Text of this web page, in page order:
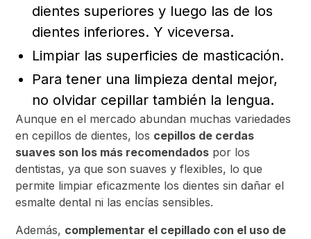
dientes superiores y luego las de los
dientes inferiores. Y viceversa.
Limpiar las superficies de masticación.
Para tener una limpieza dental mejor,
no olvidar cepillar también la lengua.
Aunque en el mercado abundan muchas variedades
en cepillos de dientes, los cepillos de cerdas
suaves son los más recomendados por los
dentistas, ya que son suaves y flexibles, lo que
permite limpiar eficazmente los dientes sin dañar el
esmalte dental ni las encías sensibles.
Además, complementar el cepillado con el uso de